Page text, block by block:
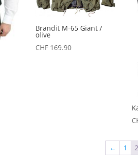
Brandit M-65 Giant /
olive
CHF169.90
← 1 2